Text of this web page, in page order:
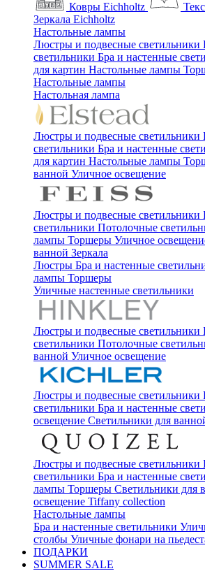
Ковры Eichholtz
Зеркала Eichholtz
Настольные лампы
Люстры и подвесные светильники
светильники Бра и настенные
для картин Настольные лампы
Настольные лампы
Настольная лампа
Люстры и подвесные светильники
светильники Бра и настенные
для картин Настольные лампы
ванной Уличное освещение
Люстры и подвесные светильники
светильники Потолочные
лампы Торшеры Уличное
ванной Зеркала
Люстры Бра и настенные
лампы Торшеры
Уличные настенные светильники
Люстры и подвесные светильники
светильники Потолочные
ванной Уличное освещение
Люстры и подвесные светильники
светильники Бра и настенные
освещение Светильники для
Люстры и подвесные светильники
светильники Бра и настенные
лампы Торшеры Светильники для
освещение Tiffany collection
Настольные лампы
Бра и настенные светильники
столбы Уличные фонари на
ПОДАРКИ
SUMMER SALE